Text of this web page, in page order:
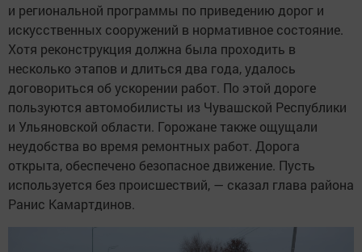
и региональной программы по приведению дорог и
искусственных сооружений в нормативное состояние.
Хотя реконструкция должна была проходить в
несколько этапов и длиться два года, удалось
договориться об ускорении работ. По этой дороге
пользуются автомобилисты из Чувашской Республики
и Ульяновской области. Горожане также ощущали
неудобства во время ремонтных работ. Дорога
открыта, обеспечено безопасное движение. Пусть
используется без происшествий, — сказал глава района
Ранис Камартдинов.